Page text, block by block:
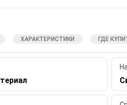
ХАРАКТЕРИСТИКИ ГДЕ